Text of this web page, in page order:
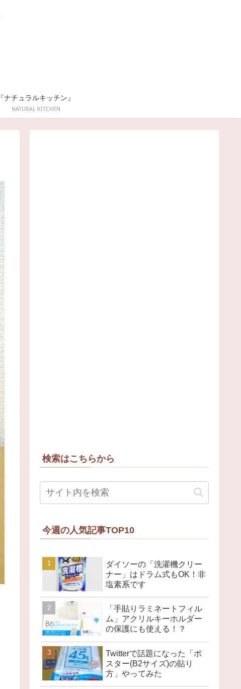
『ナチュラルキッチン』
NATURAL KITCHEN
検索はこちらから
今週の人気記事TOP10
ダイソーの「洗濯機クリー
ナー」はドラム式もOK！非
塩素系です
「手貼りラミネートフィル
ム」アクリルキーホルダー
の保護にも使える！？
Twitterで話題になった「ポ
スター(B2サイズ)の貼り
方」やってみた